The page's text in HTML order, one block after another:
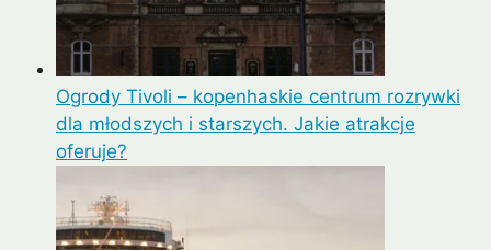
Ogrody Tivoli – kopenhaskie centrum rozrywki
dla młodszych i starszych. Jakie atrakcje
oferuje?